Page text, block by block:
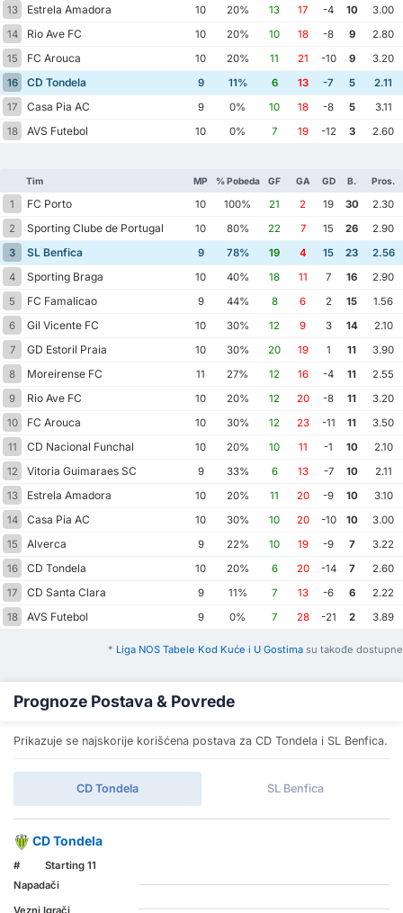
13
Estrela Amadora 10 20% 13 17 -4 10
3.00
14
Rio Ave FC 10 20% 10 18 -8 9
2.80
15
FC Arouca 10 20% 11 21 -10 9
3.20
16
CD Tondela 9 11% 6 13 -7 5
2.11
17
Casa Pia AC 9 0% 10 18 -8 5
3.11
18
AVS Futebol 10 0% 7 19 -12 3 2.60
Tim MP % Pobeda GF GA GD B. Pros.
1 FC Porto 10 100% 21 2 19 30
2.30
2
Sporting Clube de Portugal 10 80% 22 7 15 26
2.90
3
SL Benfica 9 78% 19 4 15 23
2.56
4
Sporting Braga 10 40% 18 11 7 16
2.90
5
FC Famalicao 9 44% 8 6 2 15
1.56
6
Gil Vicente FC 10 30% 12 9 3 14
2.10
7
GD Estoril Praia 10 30% 20 19 1 11
3.90
8
Moreirense FC 11 27% 12 16 -4 11
2.55
9
Rio Ave FC 10 20% 12 20 -8 11
3.20
10
FC Arouca 10 30% 12 23 -11 11
3.50
11
CD Nacional Funchal 10 20% 10 11 -1 10
2.10
12
Vitoria Guimaraes SC 9 33% 6 13 -7 10
2.11
13
Estrela Amadora 10 20% 11 20 -9 10
3.10
14
Casa Pia AC 10 30% 10 20 -10 10
3.00
15
Alverca 9 22% 10 19 -9 7
3.22
16
CD Tondela 10 20% 6 20 -14 7
2.60
17
CD Santa Clara 9 11% 7 13 -6 6
2.22
18
AVS Futebol 9 0% 7 28 -21 2 3.89
* Liga NOS Tabele Kod Kuće i U Gostima su takođe dostupne
Prognoze Postava & Povrede
Prikazuje se najskorije korišćena postava za CD Tondela i SL Benfica.
CD Tondela SL Benfica
CD Tondela
#
Starting 11
Napadači